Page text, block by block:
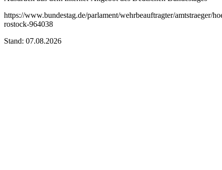
https://www.bundestag.de/parlament/wehrbeauftragter/amtstraeger/
rostock-964038
Stand: 07.08.2026